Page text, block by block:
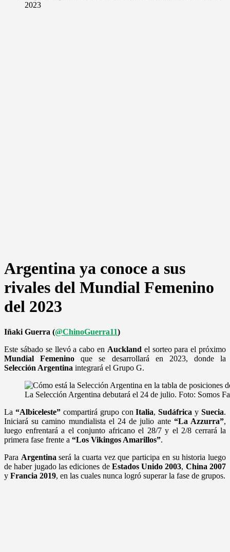
2023
Argentina ya conoce a sus
rivales del Mundial Femenino
del 2023
Iñaki Guerra (@ChinoGuerra11)
Este sábado se llevó a cabo en Auckland el sorteo para el próximo
Mundial Femenino que se desarrollará en 2023, donde la
Selección Argentina integrará el Grupo G.
La Selección Argentina debutará el 24 de julio. Foto: Somos
La “Albiceleste”compartirá grupo conItalia,Sudáfrica y Suecia.
Iniciará su camino mundialista el 24 de julio ante “La Azzurra”,
luego enfrentará a el conjunto africano el 28/7 y el 2/8 cerrará la
primera fase frente a “Los Vikingos Amarillos”.
Para Argentina será la cuarta vez que participa en su historia luego
de haber jugado las ediciones de Estados Unido 2003, China 2007
y Francia 2019, en las cuales nunca logró superar la fase de grupos.